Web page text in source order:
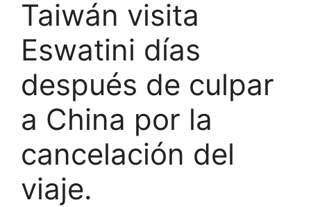
Taiwán visita
Eswatini días
después de culpar
a China por la
cancelación del
viaje.